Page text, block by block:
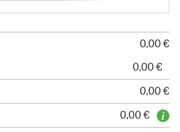
0,00 €
0,00 €
0,00 €
0,00 €